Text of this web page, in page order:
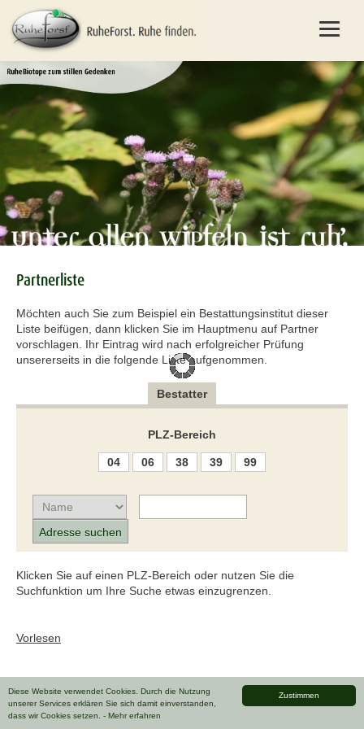
Zustimmen
Diese Website verwendet Cookies. Durch die Nutzung
unserer Services erklären Sie sich damit einverstanden,
dass wir Cookies setzen. - Mehr erfahren
Partnerliste
Möchten auch Sie zum Beispiel ein Bestattungsinstitut dieser
Liste beifügen, dann klicken Sie im Hauptmenu auf Partner
vorschlagen. Ihr Eintrag wird nach erfolgreicher Prüfung
unsererseits in die folgende Liste aufgenommen.
Bestatter
PLZ-Bereich
04 06 38 39 99
Klicken Sie auf einen PLZ-Bereich oder nutzen Sie die
Suchfunktion um Ihre Suche etwas einzugrenzen.
Vorlesen